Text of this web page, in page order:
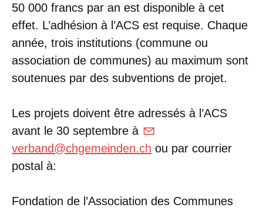
50 000 francs par an est disponible à cet
effet. L’adhésion à l’ACS est requise. Chaque
année, trois institutions (commune ou
association de communes) au maximum sont
soutenues par des subventions de projet.
Les projets doivent être adressés à l’ACS
avant le 30 septembre à
verband@chgemeinden.ch ou par courrier
postal à:
Fondation de l’Association des Communes